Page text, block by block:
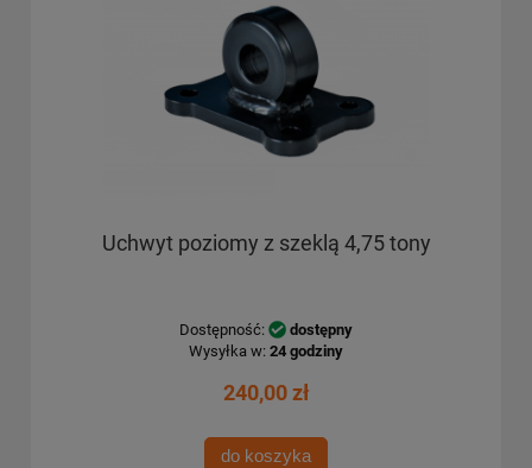
Uchwyt poziomy z szeklą 4,75 tony
Dostępność:
dostępny
Wysyłka w: 24 godziny
240,00 zł
do koszyka